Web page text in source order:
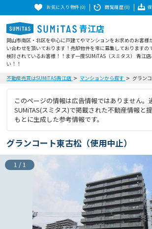
お気に入り物件(0) 閲覧履歴(0)
青江店
岡山市南区・北区を中心に戸建てやマンションをお求めのお客様
い合わせを頂いております！売却物件を常に募集しておりますの
検討されているお客様！！まず一度SUMiTAS（スミタス） 青江
い！！
不動産売買はSUMiTAS青江店
マンションから探す グラン
このページの情報は広告情報ではありません。
SUMiTAS(スミタス)で掲載された不動産情報と
もとに生成した参考情報です。
グランコート東古松（使用中止）
1 / 1